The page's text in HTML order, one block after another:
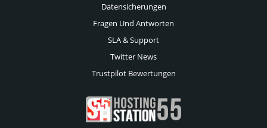
Datensicherungen
Fragen Und Antworten
SLA & Support
Twitter News
Trustpilot Bewertungen